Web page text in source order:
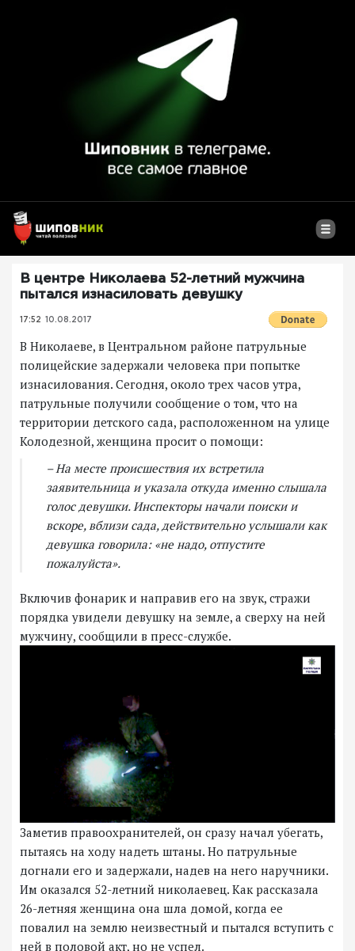
В центре Николаева 52-летний мужчина
пытался изнасиловать девушку
17:52 10.08.2017
В Николаеве, в Центральном районе патрульные
полицейские задержали человека при попытке
изнасилования. Сегодня, около трех часов утра,
патрульные получили сообщение о том, что на
территории детского сада, расположенном на улице
Колодезной, женщина просит о помощи:
– На месте происшествия их встретила
заявительница и указала откуда именно слышала
голос девушки. Инспекторы начали поиски и
вскоре, вблизи сада, действительно услышали как
девушка говорила: «не надо, отпустите
пожалуйста».
Включив фонарик и направив его на звук, стражи
порядка увидели девушку на земле, а сверху на ней
мужчину, сообщили в пресс-службе.
Заметив правоохранителей, он сразу начал убегать,
пытаясь на ходу надеть штаны. Но патрульные
догнали его и задержали, надев на него наручники.
Им оказался 52-летний николаевец. Как рассказала
26-летняя женщина она шла домой, когда ее
повалил на землю неизвестный и пытался вступить с
ней в половой акт, но не успел.